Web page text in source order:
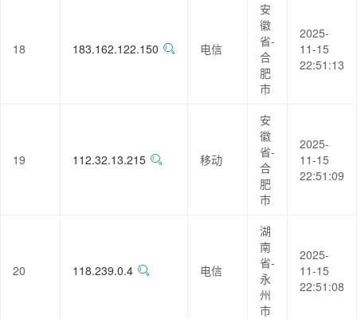
18 183.162.122.150 电信
安
徽
省-
合
肥
市
2025-
11-15
22:51:13
19 112.32.13.215 移动
安
徽
省-
合
肥
市
2025-
11-15
22:51:09
20 118.239.0.4 电信
湖
南
省-
永
州
市
2025-
11-15
22:51:08